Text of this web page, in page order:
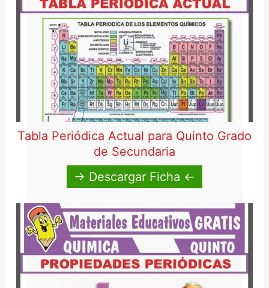
Tabla Periódica Actual para Quinto Grado
de Secundaria
→ Descargar Ficha ←